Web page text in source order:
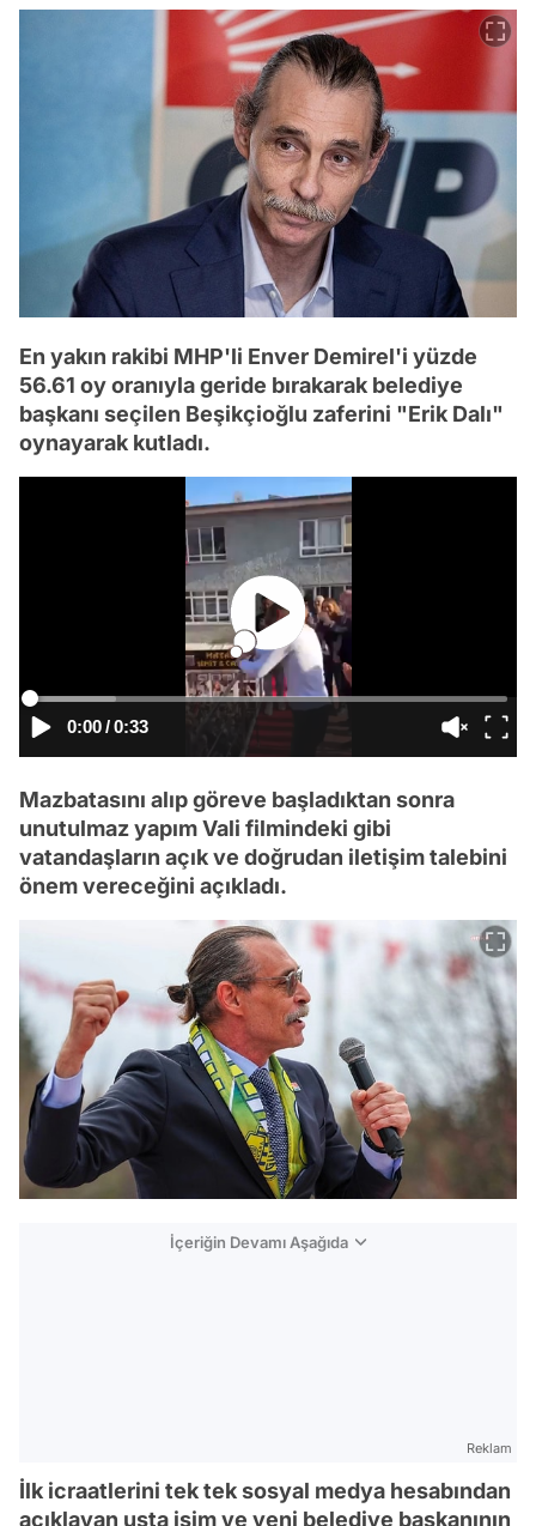
En yakın rakibi MHP'li Enver Demirel'i yüzde
56.61 oy oranıyla geride bırakarak belediye
başkanı seçilen Beşikçioğlu zaferini "Erik Dalı"
oynayarak kutladı.
0:00/0:33
Mazbatasını alıp göreve başladıktan sonra
unutulmaz yapım Vali filmindeki gibi
vatandaşların açık ve doğrudan iletişim talebini
önem vereceğini açıkladı.
İçeriğin Devamı Aşağıda
Reklam
İlk icraatlerini tek tek sosyal medya hesabından
açıklayan usta isim ve yeni belediye başkanının